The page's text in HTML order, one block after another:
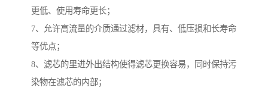
更低、使用寿命更长；
7、允许高流量的介质通过滤材，具有、低压损和长寿命
等优点；
8、滤芯的里进外出结构使得滤芯更换容易，同时保持污
染物在滤芯的内部；